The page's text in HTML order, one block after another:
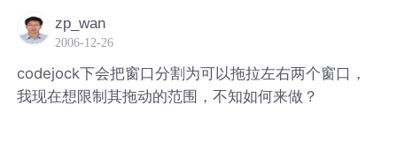
zp_wan
2006-12-26
codejock下会把窗口分割为可以拖拉左右两个窗口，
我现在想限制其拖动的范围，不知如何来做？